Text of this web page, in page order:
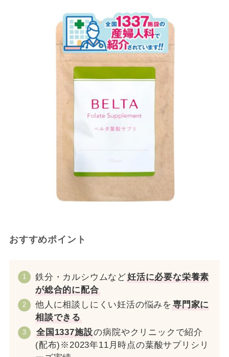
おすすめポイント
鉄分・カルシウムなど妊活に必要な栄養素
が総合的に配合
他人に相談しにくい妊活の悩みを 専門家に
相談できる
全国1337施設の病院やクリニックで紹介
(配布)※2023年11月時点の葉酸サプリシリ